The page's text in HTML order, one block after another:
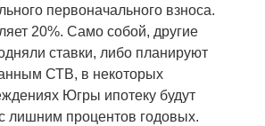
первоначального взноса.
20%. Само собой, другие
ставки, либо планируют
СТВ, в некоторых
Югры ипотеку будут
лишним процентов годовых.